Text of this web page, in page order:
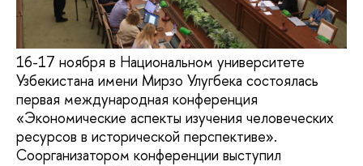
16-17 ноября в Национальном университете
Узбекистана имени Мирзо Улугбека состоялась
первая международная конференция
«Экономические аспекты изучения человеческих
ресурсов в исторической перспективе».
Соорганизатором конференции выступил